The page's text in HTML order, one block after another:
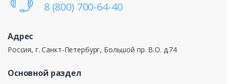
8 (800) 700-64-40
Адрес
Россия, г. Санкт-Петербург, Большой пр. В.О. д.74
Основной раздел